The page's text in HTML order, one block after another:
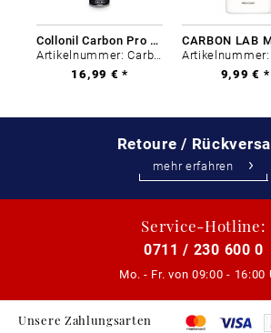
Collonil Carbon Pro 400 ml
16,99 € *
9,99 € *
Retoure /
mehr erfahren
Service-Hotline:
0711 / 230 600 0
Mo. - Fr. von 09:00 - 16:00
Unsere Zahlungsarten